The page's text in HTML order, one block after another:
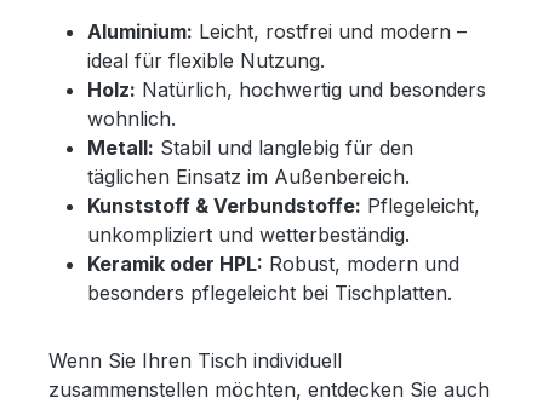
Aluminium: Leicht, rostfrei und modern –
ideal für flexible Nutzung.
Holz: Natürlich, hochwertig und besonders
wohnlich.
Metall: Stabil und langlebig für den
täglichen Einsatz im Außenbereich.
Kunststoff & Verbundstoffe: Pflegeleicht,
unkompliziert und wetterbeständig.
Keramik oder HPL: Robust, modern und
besonders pflegeleicht bei Tischplatten.
Wenn Sie Ihren Tisch individuell
zusammenstellen möchten, entdecken Sie auch